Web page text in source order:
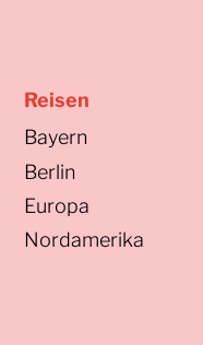
Reisen
Bayern
Berlin
Europa
Nordamerika